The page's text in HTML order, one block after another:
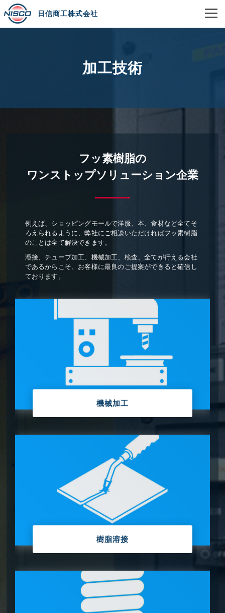
日信商工株式会社
加工技術
フッ素樹脂の
ワンストップソリューション企業
例えば、ショッピングモールで洋服、本、食材など全てそ
ろえられるように、弊社にご相談いただければフッ素樹脂
のことは全て解決できます。
溶接、チューブ加工、機械加工、検査、全てが行える会社
であるからこそ、お客様に最良のご提案ができると確信し
ております。
機械加工
樹脂溶接